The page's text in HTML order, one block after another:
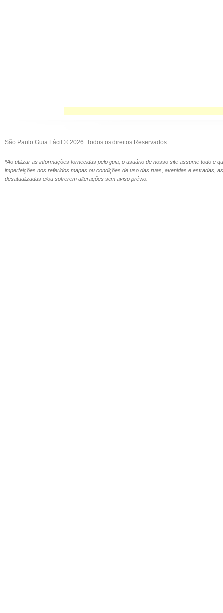
São Paulo Guia Fácil © 2026. Todos os direitos Reservados
*Ao utilizar as informações fornecidas pelo guia, o usuário de nosso site assume todo e
imperfeições nos referidos mapas ou condições de uso das ruas, avenidas e estradas,
desatualizadas e/ou sofrerem alterações sem aviso prévio.